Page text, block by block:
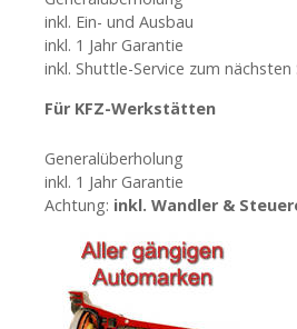
inkl. Ein- und Ausbau
inkl. 1 Jahr Garantie
inkl. Shuttle-Service zum
Für KFZ-Werkstätten
Generalüberholung
inkl. 1 Jahr Garantie
Achtung: inkl. Wandler &